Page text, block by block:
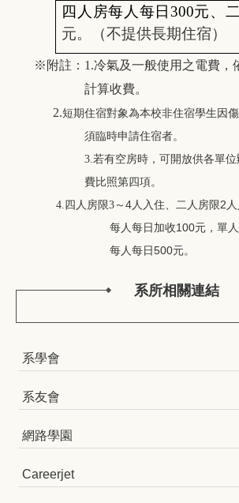
四人房每人每日300元、
元。（不提供長期住宿）
※附註：1.冷氣及一般使用之電費，
計算收費。
2.短期住宿對象為本校非住宿學生因
須臨時申請住宿者。
3.若有空房時，可開放供各單位辦
費比照第四項。
4. 四人房限3 ～4人入住、二人房限2
每人每日加收100元，單人
每人每日500元。
系所相關連結
系學會
系友會
網路學園
Careerjet